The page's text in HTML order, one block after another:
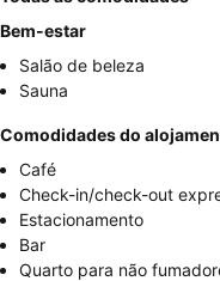
Bem-estar
Salão de beleza
Sauna
Comodidades do
Café
Check-in/check-out
Estacionamento
Bar
Quarto para não